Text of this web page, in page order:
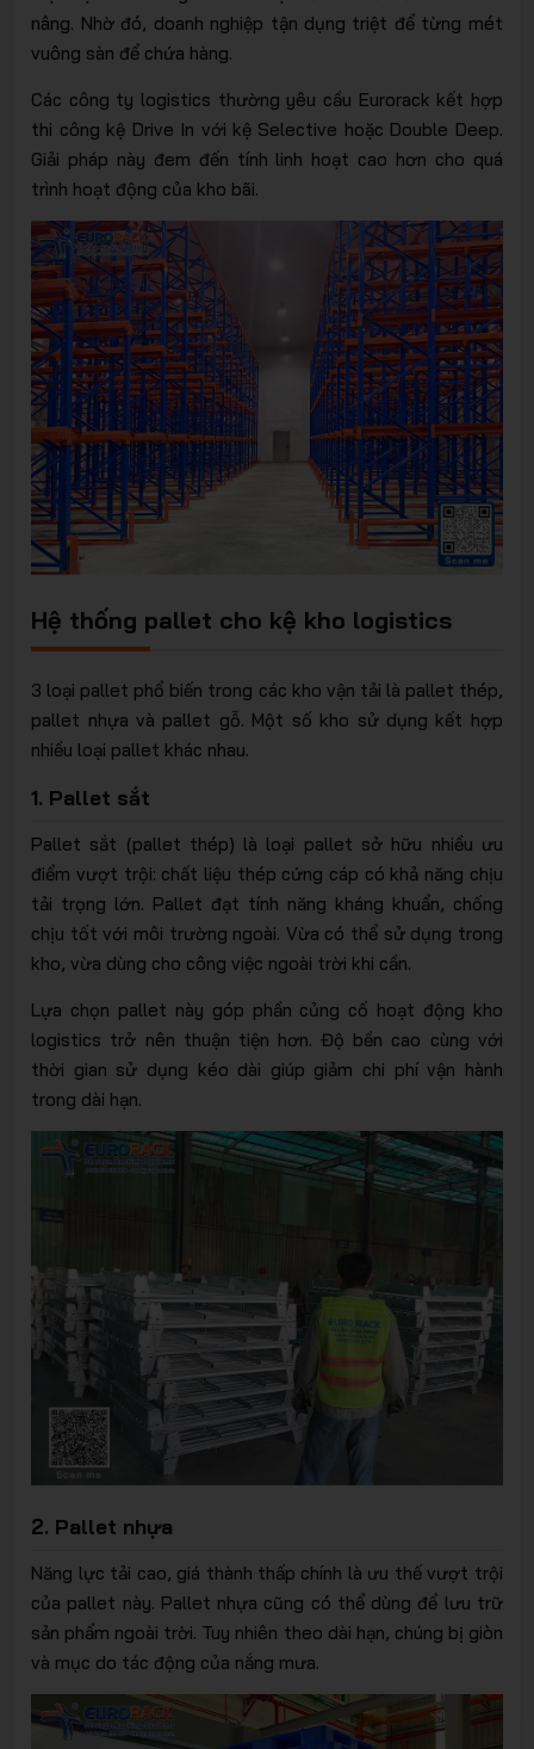
nâng. Nhờ đó, doanh nghiệp tận dụng triệt để từng mét
vuông sàn để chứa hàng.
Các công ty logistics thường yêu cầu Eurorack kết hợp
thi công kệ Drive In với kệ Selective hoặc Double Deep.
Giải pháp này đem đến tính linh hoạt cao hơn cho quá
trình hoạt động của kho bãi.
Hệ thống pallet cho kệ kho logistics
3 loại pallet phổ biến trong các kho vận tải là pallet thép,
pallet nhựa và pallet gỗ. Một số kho sử dụng kết hợp
nhiều loại pallet khác nhau.
1. Pallet sắt
Pallet sắt (pallet thép) là loại pallet sở hữu nhiều ưu
điểm vượt trội: chất liệu thép cứng cáp có khả năng chịu
tải trọng lớn. Pallet đạt tính năng kháng khuẩn, chống
chịu tốt với môi trường ngoài. Vừa có thể sử dụng trong
kho, vừa dùng cho công việc ngoài trời khi cần.
Lựa chọn pallet này góp phần củng cố hoạt động kho
logistics trở nên thuận tiện hơn. Độ bền cao cùng với
thời gian sử dụng kéo dài giúp giảm chi phí vận hành
trong dài hạn.
2. Pallet nhựa
Năng lực tải cao, giá thành thấp chính là ưu thế vượt trội
của pallet này. Pallet nhựa cũng có thể dùng để lưu trữ
sản phẩm ngoài trời. Tuy nhiên theo dài hạn, chúng bị giòn
và mục do tác động của nắng mưa.